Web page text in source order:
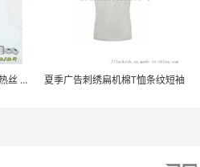
热感纤维 吸湿发热纤维 发热丝 发热纤维填充棉 夏季广告刺绣扁机棉T恤条纹短袖